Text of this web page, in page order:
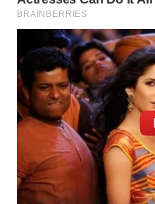
LABUHANBATU
WN
TAPANULI
TENGAH
WN DELI
SERDANG
WN
TEBING
TINGGI